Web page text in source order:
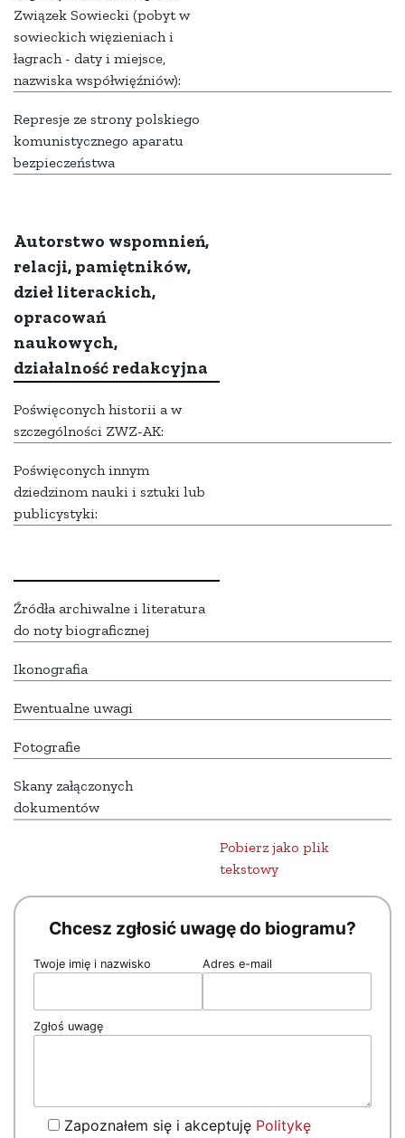
Związek Sowiecki (pobyt w
sowieckich więzieniach i
łagrach - daty i miejsce,
nazwiska współwięźniów):
Represje ze strony polskiego
komunistycznego aparatu
bezpieczeństwa
Autorstwo wspomnień,
relacji, pamiętników,
dzieł literackich,
opracowań
naukowych,
działalność redakcyjna
Poświęconych historii a w
szczególności ZWZ-AK:
Poświęconych innym
dziedzinom nauki i sztuki lub
publicystyki:
Źródła archiwalne i literatura
do noty biograficznej
Ikonografia
Ewentualne uwagi
Fotografie
Skany załączonych
dokumentów
Pobierz jako plik
tekstowy
Chcesz zgłosić uwagę do biogramu?
Twoje imię i nazwisko Adres e-mail
Zgłoś uwagę
Zapoznałem się i akceptuję Politykę